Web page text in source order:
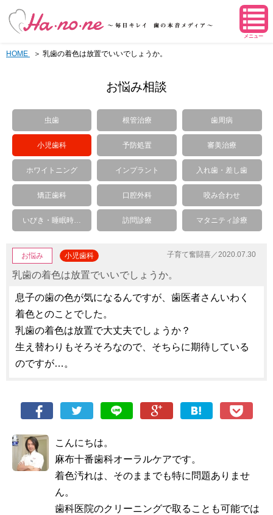
メニュー
HOME 乳歯の着色は放置でいいでしょうか。
お悩み相談
虫歯 根管治療 歯周病
小児歯科 予防処置 審美治療
ホワイトニング インプラント 入れ歯・差し歯
矯正歯科 口腔外科 咬み合わせ
いびき・睡眠時… 訪問診療 マタニティ診療
子育て奮闘喜／2020.07.30
お悩み 小児歯科
乳歯の着色は放置でいいでしょうか。
息子の歯の色が気になるんですが、歯医者さんいわく
着色とのことでした。
乳歯の着色は放置で大丈夫でしょうか？
生え替わりもそろそろなので、そちらに期待している
のですが…。
こんにちは。
麻布十番歯科オーラルケアです。
着色汚れは、そのままでも特に問題ありませ
ん。
歯科医院のクリーニングで取ることも可能では